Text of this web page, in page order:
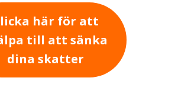
här för att
till att sänka
dina skatter